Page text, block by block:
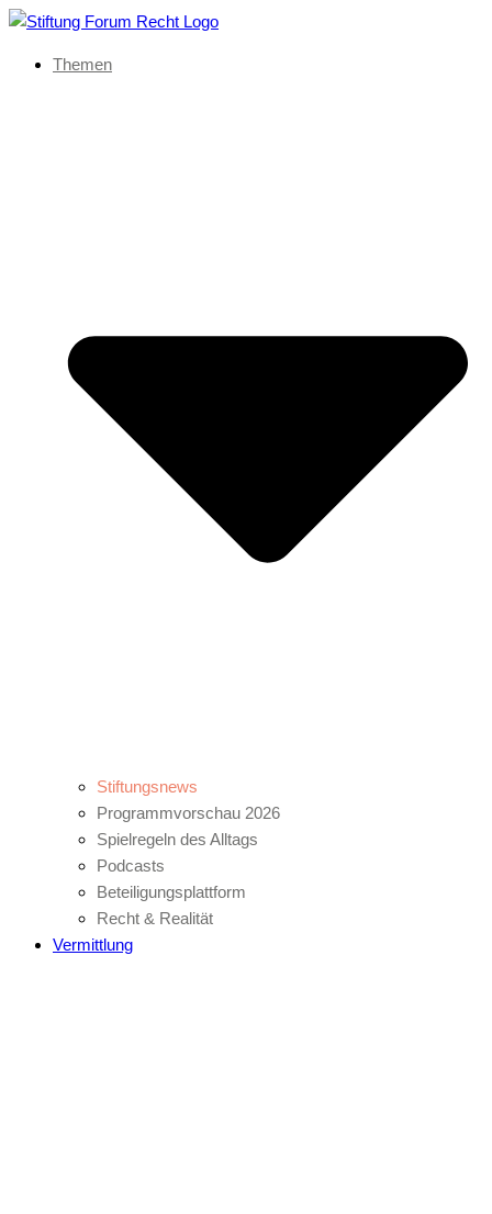
Themen
Stiftungsnews
Programmvorschau 2026
Spielregeln des Alltags
Podcasts
Beteiligungsplattform
Recht & Realität
Vermittlung